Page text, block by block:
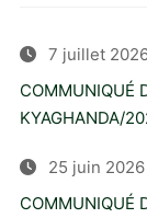
7 juillet
COMMUNIQUÉ
KYAGHANDA/
25 juin 2026
COMMUNIQUÉ